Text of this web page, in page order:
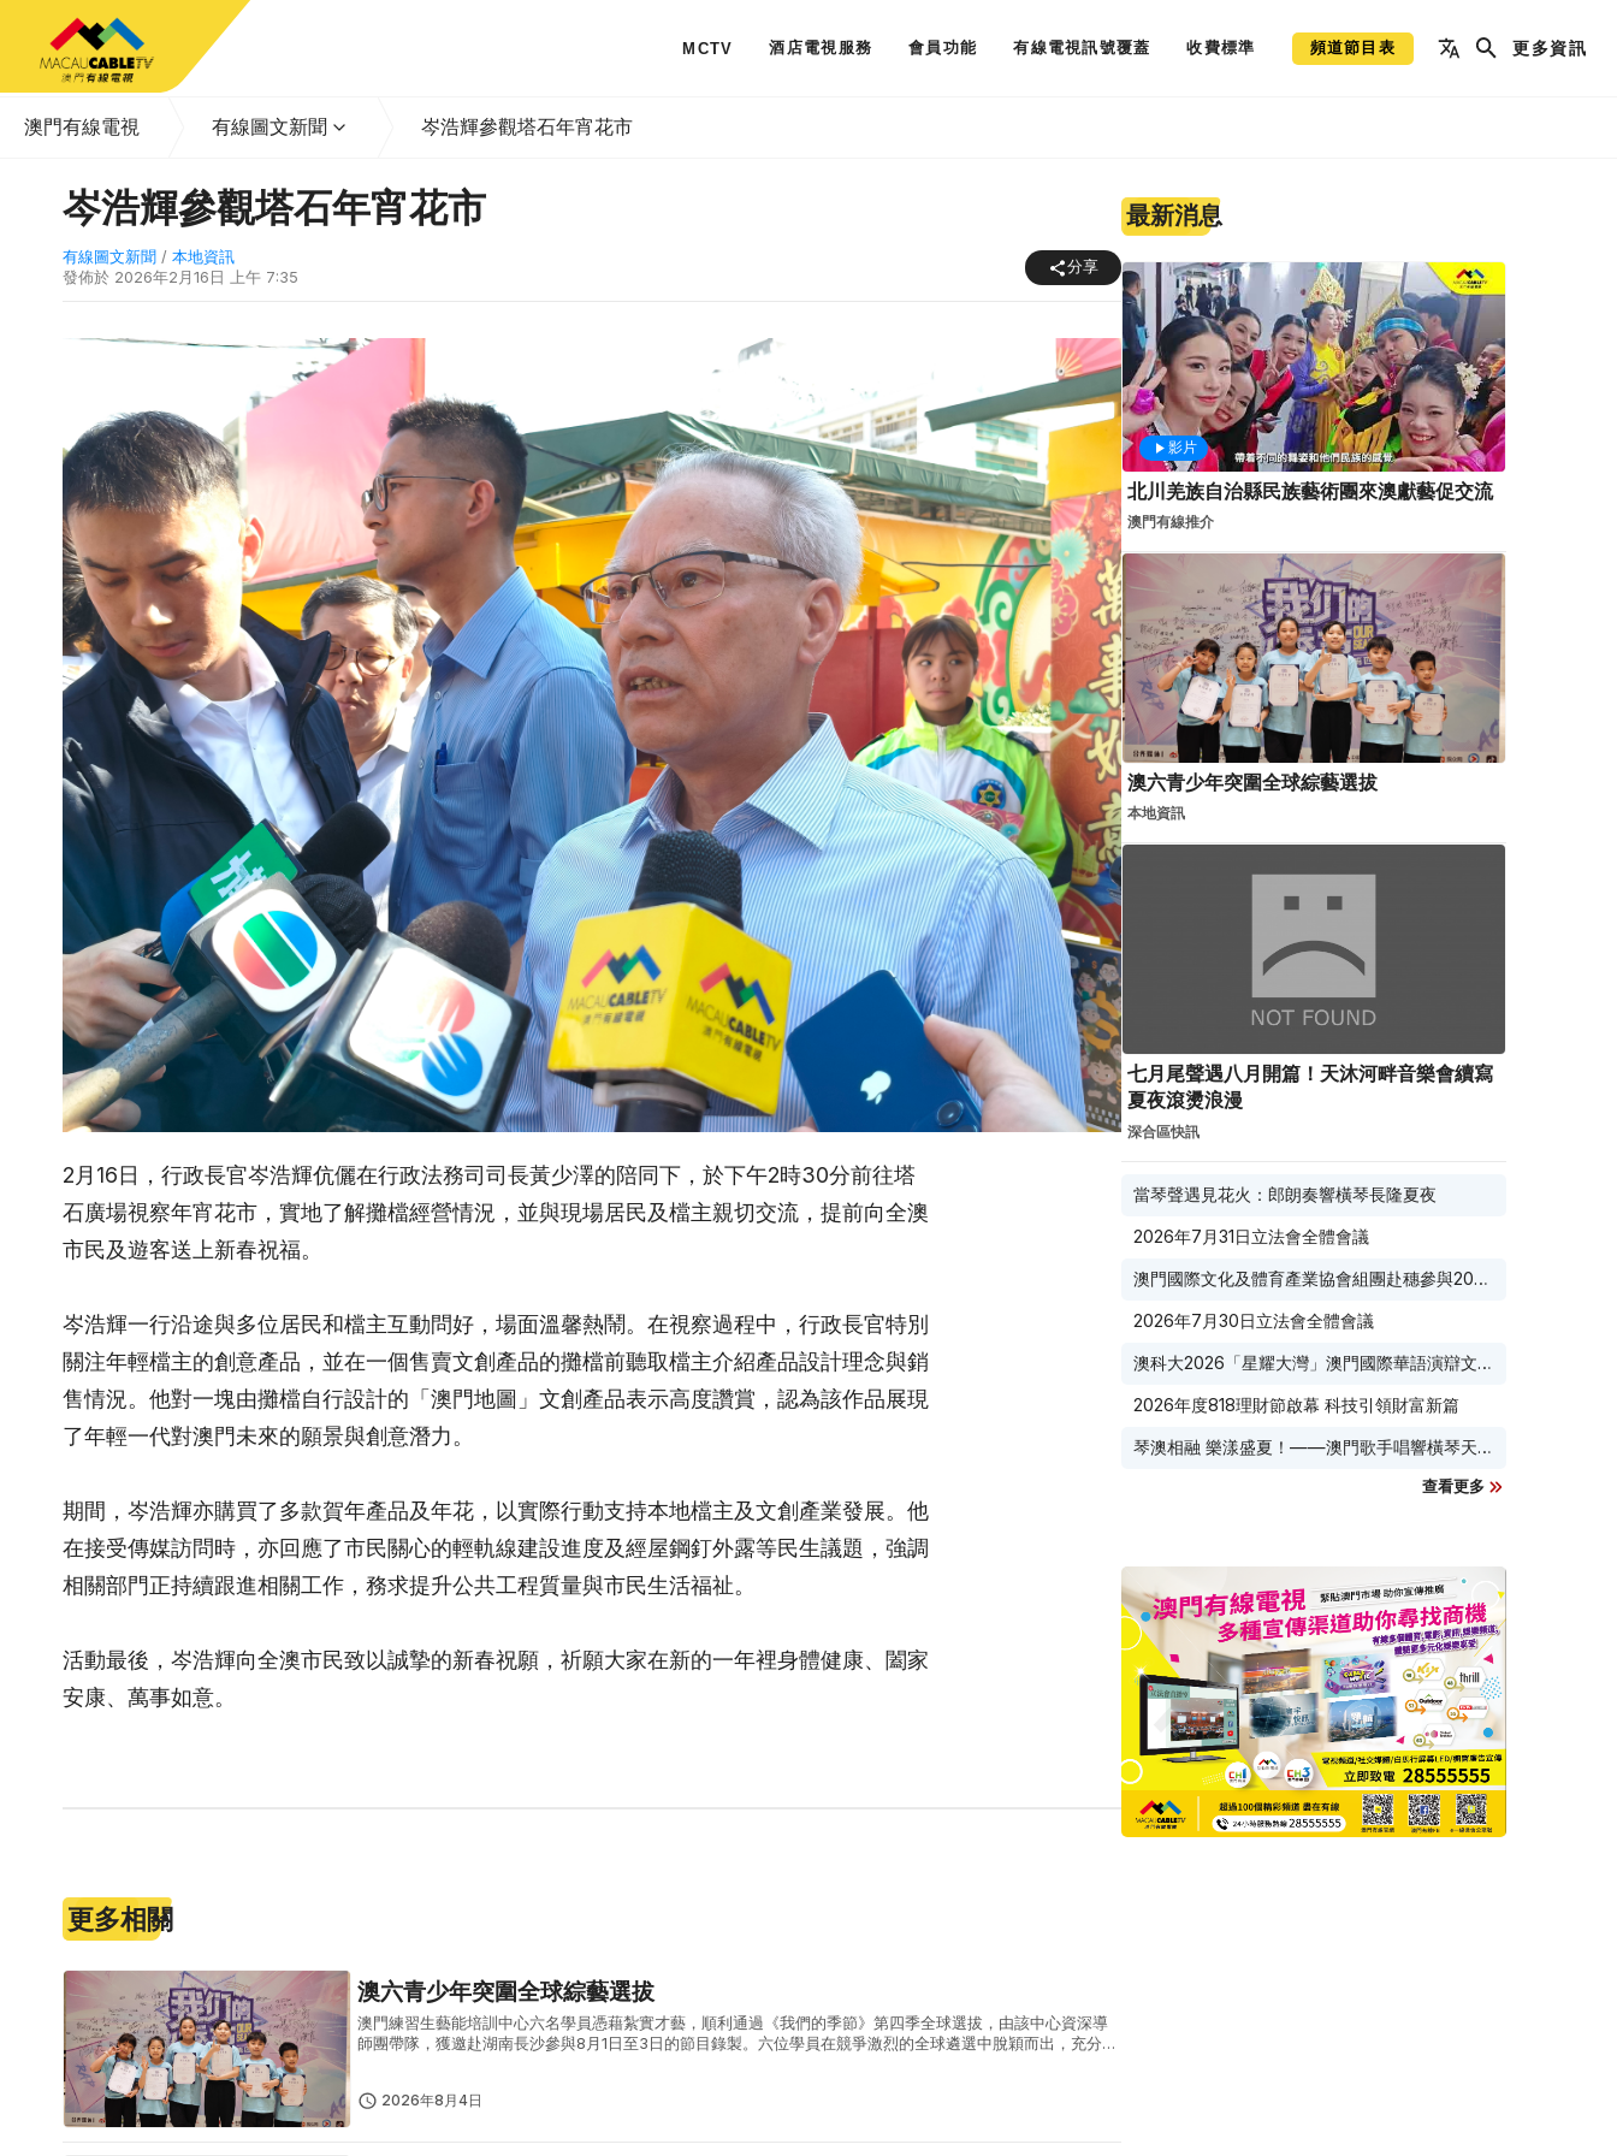
MCTV 酒店電視服務 會員功能 有線電視訊號覆蓋 收費標準 頻道節目表 更多資訊
澳門有線電視 有線圖文新聞 岑浩輝參觀塔石年宵花市
岑浩輝參觀塔石年宵花市
有線圖文新聞 / 本地資訊
發佈於 2026年2月16日 上午 7:35
分享
2月16日，行政長官岑浩輝伉儷在行政法務司司長黃少澤的陪同下，於下午2時30分前往塔
石廣場視察年宵花市，實地了解攤檔經營情況，並與現場居民及檔主親切交流，提前向全澳
市民及遊客送上新春祝福。
岑浩輝一行沿途與多位居民和檔主互動問好，場面溫馨熱鬧。在視察過程中，行政長官特別
關注年輕檔主的創意產品，並在一個售賣文創產品的攤檔前聽取檔主介紹產品設計理念與銷
售情況。他對一塊由攤檔自行設計的「澳門地圖」文創產品表示高度讚賞，認為該作品展現
了年輕一代對澳門未來的願景與創意潛力。
期間，岑浩輝亦購買了多款賀年產品及年花，以實際行動支持本地檔主及文創產業發展。他
在接受傳媒訪問時，亦回應了市民關心的輕軌線建設進度及經屋鋼釘外露等民生議題，強調
相關部門正持續跟進相關工作，務求提升公共工程質量與市民生活福祉。
活動最後，岑浩輝向全澳市民致以誠摯的新春祝願，祈願大家在新的一年裡身體健康、闔家
安康、萬事如意。
更多相關
澳六青少年突圍全球綜藝選拔
澳門練習生藝能培訓中心六名學員憑藉紮實才藝，順利通過《我們的季節》第四季全球選拔，由該中心資深導
師團帶隊，獲邀赴湖南長沙參與8月1日至3日的節目錄製。六位學員在競爭激烈的全球遴選中脫穎而出，充分
2026年8月4日
最新消息
影片
北川羌族自治縣民族藝術團來澳獻藝促交流
澳門有線推介
澳六青少年突圍全球綜藝選拔
本地資訊
七月尾聲遇八月開篇！天沐河畔音樂會續寫
夏夜滾燙浪漫
深合區快訊
當琴聲遇見花火：郎朗奏響橫琴長隆夏夜
2026年7月31日立法會全體會議
澳門國際文化及體育產業協會組團赴穗參與2026
2026年7月30日立法會全體會議
澳科大2026「星耀大灣」澳門國際華語演辯文化
2026年度818理財節啟幕 科技引領財富新篇
琴澳相融 樂漾盛夏！——澳門歌手唱響橫琴天沐
查看更多